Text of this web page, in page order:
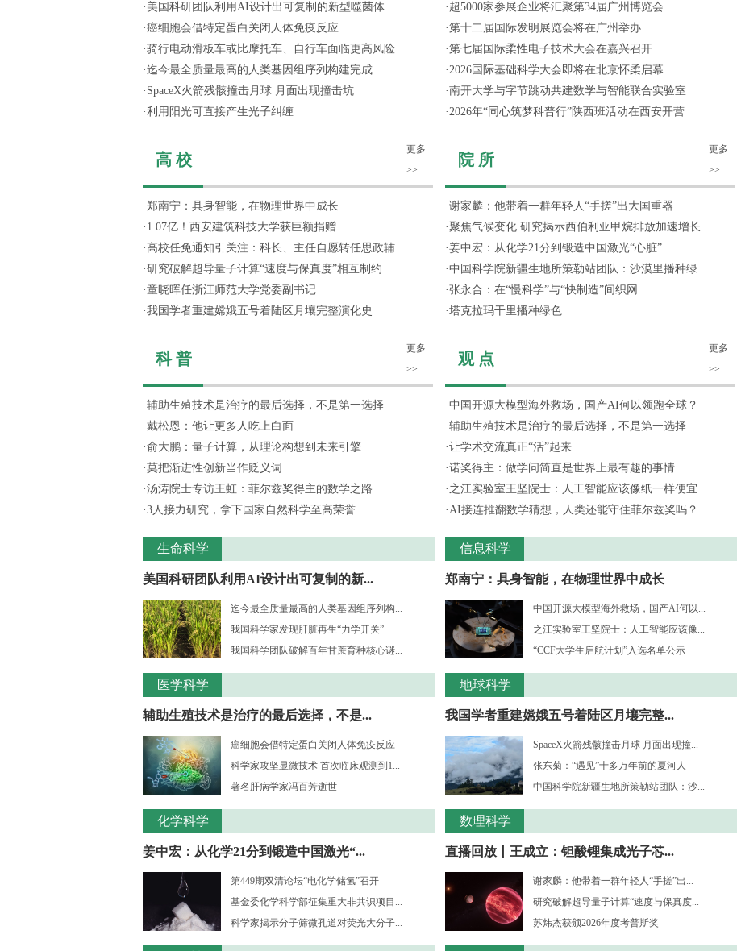
· 美国科研团队利用AI设计出可复制的新型噬菌体
·癌细胞会借特定蛋白关闭人体免疫反应
·骑行电动滑板车或比摩托车、自行车面临更高风险
·迄今最全质量最高的人类基因组序列构建完成
· SpaceX火箭残骸撞击月球 月面出现撞击坑
·利用阳光可直接产生光子纠缠
高 校
更多
>>
·郑南宁：具身智能，在物理世界中成长
· 1.07亿！西安建筑科技大学获巨额捐赠
· 高校任免通知引关注：科长、主任自愿转任思政辅...
·研究破解超导量子计算“速度与保真度”相互制约...
·童晓晖任浙江师范大学党委副书记
·我国学者重建嫦娥五号着陆区月壤完整演化史
科 普
更多
>>
·辅助生殖技术是治疗的最后选择，不是第一选择
·戴松恩：他让更多人吃上白面
·俞大鹏：量子计算，从理论构想到未来引擎
·莫把渐进性创新当作贬义词
·汤涛院士专访王虹：菲尔兹奖得主的数学之路
·3人接力研究，拿下国家自然科学至高荣誉
生命科学
美国科研团队利用AI设计出可复制的新...
迄今最全质量最高的人类基因组序列构...
我国科学家发现肝脏再生“力学开关”
我国科学团队破解百年甘蔗育种核心谜...
医学科学
辅助生殖技术是治疗的最后选择，不是...
癌细胞会借特定蛋白关闭人体免疫反应
科学家攻坚显微技术 首次临床观测到1...
著名肝病学家冯百芳逝世
化学科学
姜中宏：从化学21分到锻造中国激光“...
第449期双清论坛“电化学储氢”召开
基金委化学科学部征集重大非共识项目...
科学家揭示分子筛微孔道对荧光大分子...
· 超5000家参展企业将汇聚第34届广州博览会
·第十二届国际发明展览会将在广州举办
·第七届国际柔性电子技术大会在嘉兴召开
·2026国际基础科学大会即将在北京怀柔启幕
·南开大学与字节跳动共建数学与智能联合实验室
·2026年“同心筑梦科普行”陕西班活动在西安开营
院 所
更多
>>
·谢家麟：他带着一群年轻人“手搓”出大国重器
·聚焦气候变化 研究揭示西伯利亚甲烷排放加速增长
·姜中宏：从化学21分到锻造中国激光“心脏”
·中国科学院新疆生地所策勒站团队：沙漠里播种绿...
·张永合：在“慢科学”与“快制造”间织网
·塔克拉玛干里播种绿色
观 点
更多
>>
·中国开源大模型海外救场，国产AI何以领跑全球？
·辅助生殖技术是治疗的最后选择，不是第一选择
·让学术交流真正“活”起来
·诺奖得主：做学问简直是世界上最有趣的事情
· 之江实验室王坚院士：人工智能应该像纸一样便宜
·AI接连推翻数学猜想，人类还能守住菲尔兹奖吗？
信息科学
郑南宁：具身智能，在物理世界中成长
中国开源大模型海外救场，国产AI何以...
之江实验室王坚院士：人工智能应该像...
“CCF大学生启航计划”入选名单公示
地球科学
我国学者重建嫦娥五号着陆区月壤完整...
SpaceX火箭残骸撞击月球 月面出现撞...
张东菊：“遇见”十多万年前的夏河人
中国科学院新疆生地所策勒站团队：沙...
数理科学
直播回放丨王成立：钽酸锂集成光子芯...
谢家麟：他带着一群年轻人“手搓”出...
研究破解超导量子计算“速度与保真度...
苏炜杰获颁2026年度考普斯奖